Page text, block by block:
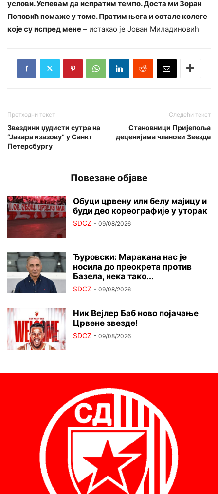
услови. Успевам да испратим темпо. Доста ми Зоран
Поповић помаже у томе. Пратим њега и остале колеге
које су испред мене – истакао је Јован Миладиновић.
Претходни текст
​Звездини џудисти сутра на
“Јавара изазову” у Санкт
Петерсбургу
Следећи текст
Становници Пријепоља
деценијама чланови Звезде
Повезане објаве
Обуци црвену или белу мајицу и
буди део кореографије у уторак
SDCZ - 09/08/2026
Ђуровски: Маракана нас је
носила до преокрета против
Базела, нека тако...
SDCZ - 09/08/2026
Ник Вејлер Баб ново појачање
Црвене звезде!
SDCZ - 09/08/2026